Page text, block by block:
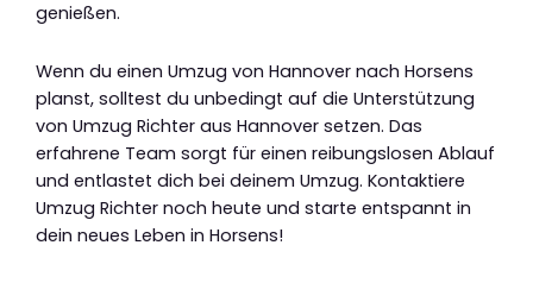
genießen.
Wenn du einen Umzug von Hannover nach Horsens
planst, solltest du unbedingt auf die Unterstützung
von Umzug Richter aus Hannover setzen. Das
erfahrene Team sorgt für einen reibungslosen Ablauf
und entlastet dich bei deinem Umzug. Kontaktiere
Umzug Richter noch heute und starte entspannt in
dein neues Leben in Horsens!